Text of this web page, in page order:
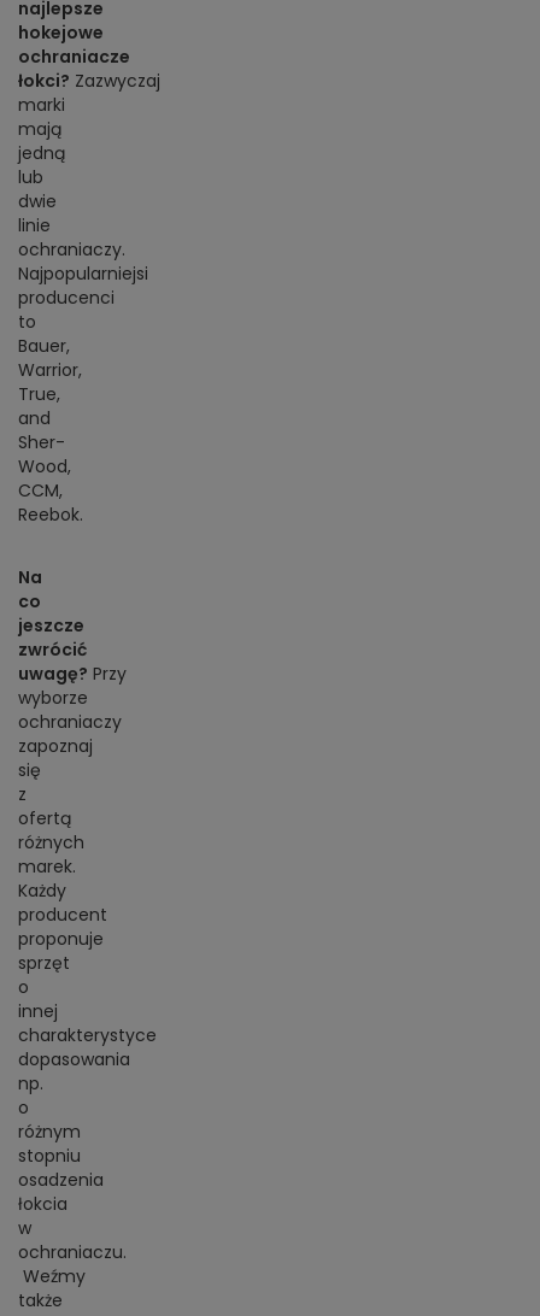
najlepsze
hokejowe
ochraniacze
łokci? Zazwyczaj
marki
mają
jedną
lub
dwie
linie
ochraniaczy.
Najpopularniejsi
producenci
to
Bauer,
Warrior,
True,
and
Sher-
Wood,
CCM,
Reebok.
Na
co
jeszcze
zwrócić
uwagę? Przy
wyborze
ochraniaczy
zapoznaj
się
z
ofertą
różnych
marek.
Każdy
producent
proponuje
sprzęt
o
innej
charakterystyce
dopasowania
np.
o
różnym
stopniu
osadzenia
łokcia
w
ochraniaczu.
Weźmy
także